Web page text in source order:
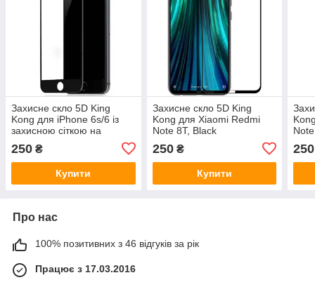
Захисне скло 5D King
Kong для iPhone 6s/6 із
захисною сіткою на
250 ₴
Купити
Захисне скло 5D King
Kong для Xiaomi Redmi
Note 8T, Black
250₴
Купити
250
Про нас
100% позитивних з 46 відгуків за рік
Працює з 17.03.2016